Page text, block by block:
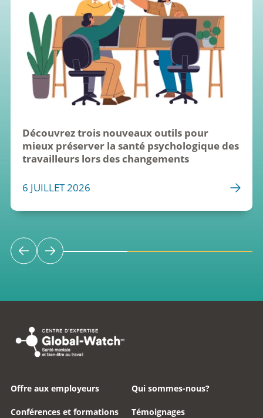
Découvrez trois nouveaux outils pour
mieux préserver la santé psychologique des
travailleurs lors des changements
6 JUILLET 2026
Offre aux employeurs
Conférences et formations
Qui sommes-nous?
Témoignages